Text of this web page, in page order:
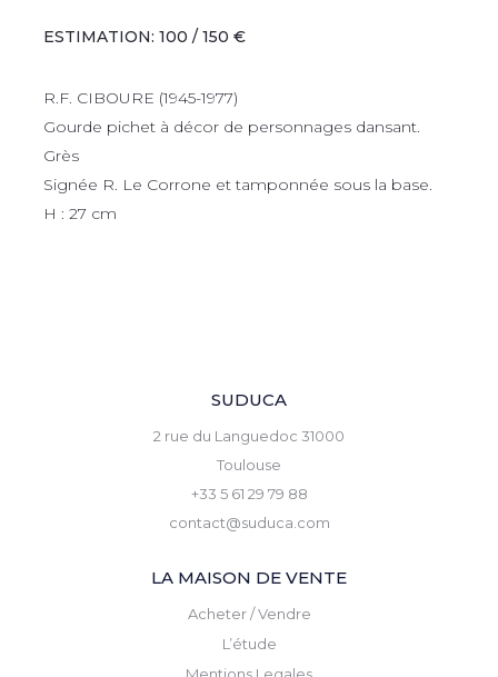
ESTIMATION: 100 / 150 €
R.F. CIBOURE (1945-1977)
Gourde pichet à décor de personnages dansant.
Grès
Signée R. Le Corrone et tamponnée sous la base.
H : 27 cm
SUDUCA
2 rue du Languedoc 31000
Toulouse
+33 5 61 29 79 88
contact@suduca.com
LA MAISON DE VENTE
Acheter / Vendre
L’étude